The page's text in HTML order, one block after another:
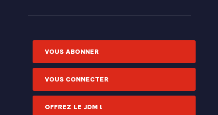
VOUS ABONNER
VOUS CONNECTER
OFFREZ LE JDM !